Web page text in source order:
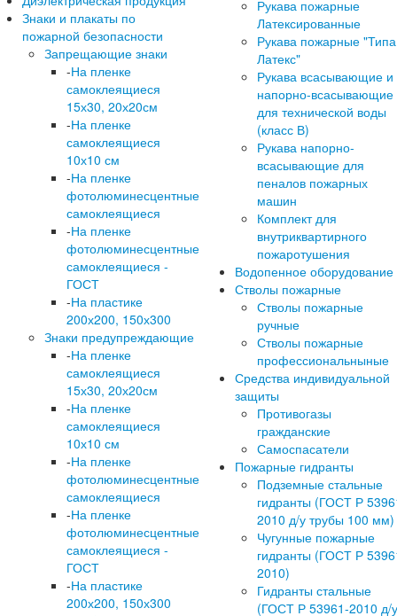
Знаки и плакаты по
пожарной безопасности
Запрещающие знаки
-На пленке
самоклеящиеся
15х30, 20х20см
-На пленке
самоклеящиеся
10х10 см
-На пленке
фотолюминесцентные
самоклеящиеся
-На пленке
фотолюминесцентные
самоклеящиеся -
ГОСТ
-На пластике
200х200, 150х300
Знаки предупреждающие
-На пленке
самоклеящиеся
15х30, 20х20см
-На пленке
самоклеящиеся
10х10 см
-На пленке
фотолюминесцентные
самоклеящиеся
-На пленке
фотолюминесцентные
самоклеящиеся -
ГОСТ
-На пластике
200х200, 150х300
Рукава пожарные
Латексированные
Рукава пожарные "Типа
Латекс"
Рукава всасывающие и
напорно-всасывающие
для технической воды
(класс В)
Рукава напорно-
всасывающие для
пеналов пожарных
машин
Комплект для
внутриквартирного
пожаротушения
Водопенное оборудование
Стволы пожарные
Стволы пожарные
ручные
Стволы пожарные
профессиональныные
Средства индивидуальной
защиты
Противогазы
гражданские
Самоспасатели
Пожарные гидранты
Подземные стальные
гидранты (ГОСТ Р
2010 д/у трубы 100 мм)
Чугунные пожарные
гидранты (ГОСТ Р
2010)
Гидранты стальные
(ГОСТ Р 53961-2010 д/у